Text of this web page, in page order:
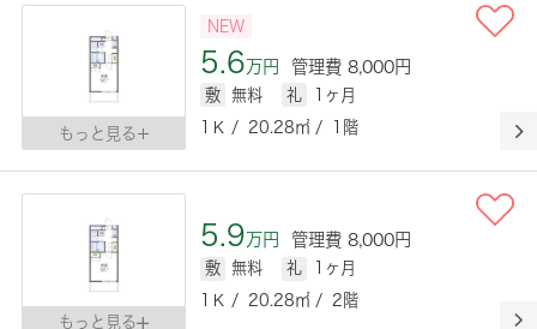
もっと見る
NEW
5.6万円 管理費 8,000円
敷 無料 礼
1ヶ月
1Ｋ / 20.28㎡ / 1階
もっと見る
5.9万円 管理費 8,000円
敷 無料 礼
1ヶ月
1Ｋ / 20.28㎡ / 2階